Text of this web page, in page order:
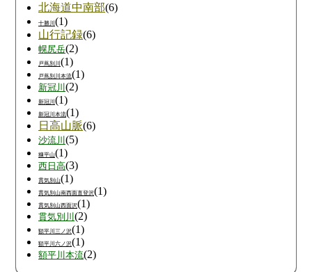
北海道中南部(6)
十勝川 (1)
山行記録(6)
幌尻岳(2)
戸蔦別川 (1)
戸蔦別川本流(1)
新冠川 (2)
新冠川 (1)
新冠川本流(1)
日高山脈(6)
沙流川 (5)
糠平山(1)
西日高(3)
貫気別山(1)
貫気別山南西面直登沢(1)
貫気別山西面沢(1)
貫気別川 (2)
額平川三ノ沢(1)
額平川六ノ沢(1)
額平川本流(2)